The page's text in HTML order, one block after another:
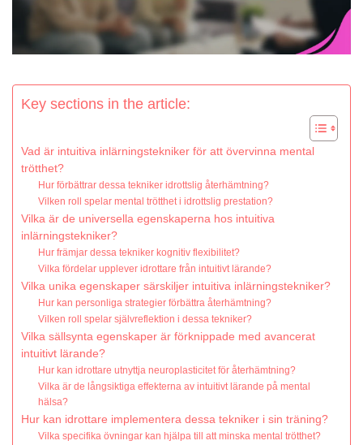
Key sections in the article:
Vad är intuitiva inlärningstekniker för att övervinna mental
trötthet?
Hur förbättrar dessa tekniker idrottslig återhämtning?
Vilken roll spelar mental trötthet i idrottslig prestation?
Vilka är de universella egenskaperna hos intuitiva
inlärningstekniker?
Hur främjar dessa tekniker kognitiv flexibilitet?
Vilka fördelar upplever idrottare från intuitivt lärande?
Vilka unika egenskaper särskiljer intuitiva inlärningstekniker?
Hur kan personliga strategier förbättra återhämtning?
Vilken roll spelar självreflektion i dessa tekniker?
Vilka sällsynta egenskaper är förknippade med avancerat
intuitivt lärande?
Hur kan idrottare utnyttja neuroplasticitet för återhämtning?
Vilka är de långsiktiga effekterna av intuitivt lärande på mental
hälsa?
Hur kan idrottare implementera dessa tekniker i sin träning?
Vilka specifika övningar kan hjälpa till att minska mental trötthet?